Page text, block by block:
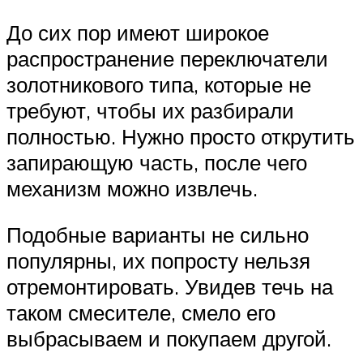
До сих пор имеют широкое
распространение переключатели
золотникового типа, которые не
требуют, чтобы их разбирали
полностью. Нужно просто открутить
запирающую часть, после чего
механизм можно извлечь.
Подобные варианты не сильно
популярны, их попросту нельзя
отремонтировать. Увидев течь на
таком смесителе, смело его
выбрасываем и покупаем другой.